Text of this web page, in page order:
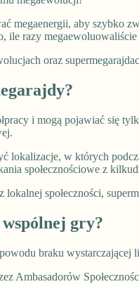
megaenergii, aby szybko
ile razy
oraz
i mogą pojawiać się
lokalizacje, w których
społecznościowe z
lokalnej społeczności,
gry?
braku wystarczającej
Ambasadorów